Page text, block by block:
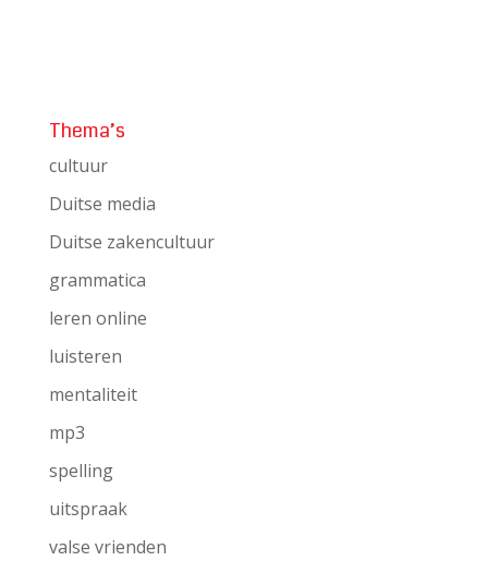
Thema’s
cultuur
Duitse media
Duitse zakencultuur
grammatica
leren online
luisteren
mentaliteit
mp3
spelling
uitspraak
valse vrienden